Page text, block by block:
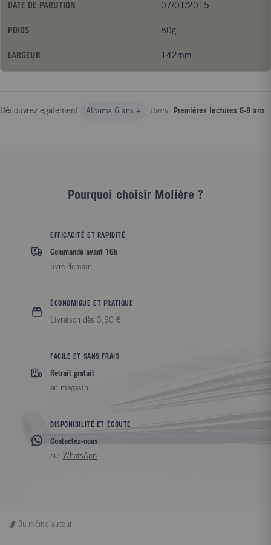
DATE DE PARUTION 07/01/2015
POIDS 80g
LARGEUR 142mm
Découvrez également Albums 6 ans + dans Premières lectures 6-8 ans
Pourquoi choisir Molière ?
EFFICACITÉ ET RAPIDITÉ
Commandé avant 16h
livré demain
ÉCONOMIQUE ET PRATIQUE
Livraison dès 3,90 €
FACILE ET SANS FRAIS
Retrait gratuit
en magasin
DISPONIBILITÉ ET ÉCOUTE
Contactez-nous
sur WhatsApp
Du même auteur